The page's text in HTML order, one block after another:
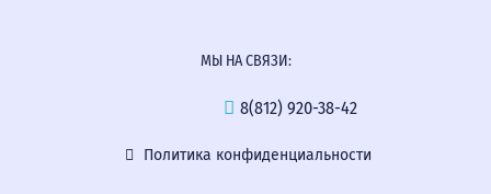
МЫ НА СВЯЗИ:
8(812) 920-38-42
Политика конфиденциальности